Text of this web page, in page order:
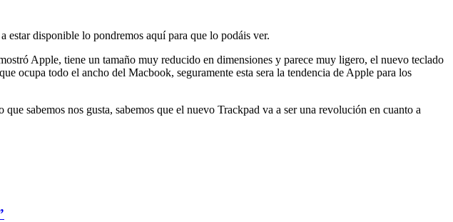
disponible lo pondremos aquí para que lo podáis ver.
Apple, tiene un tamaño muy reducido en dimensiones y parece muy ligero, el nuevo teclado
ocupa todo el ancho del Macbook, seguramente esta sera la tendencia de Apple para los
sabemos nos gusta, sabemos que el nuevo Trackpad va a ser una revolución en cuanto a